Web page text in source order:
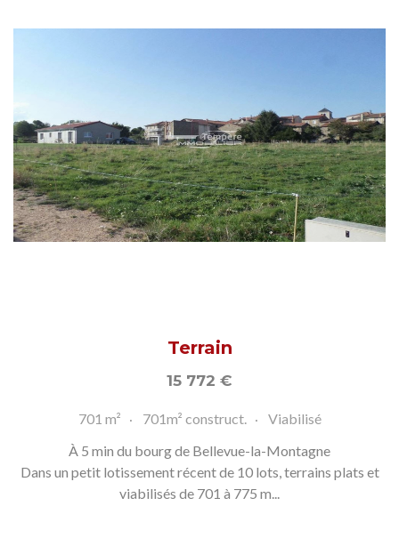
Terrain
15 772 €
701 m² 701m² construct.
Viabilisé
À 5 min du bourg de Bellevue-la-Montagne
Dans un petit lotissement récent de 10 lots, terrains plats et
viabilisés de 701 à 775 m...